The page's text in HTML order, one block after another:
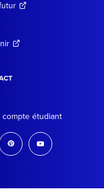
étudiant
pinterest youtube